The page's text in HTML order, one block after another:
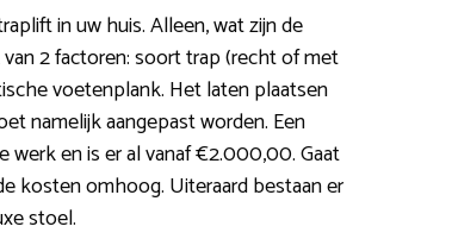
in uw huis. Alleen, wat zijn de
2 factoren: soort trap (recht of met
voetenplank. Het laten plaatsen
namelijk aangepast worden. Een
en is er al vanaf €2.000,00. Gaat
kosten omhoog. Uiteraard bestaan er
stoel.